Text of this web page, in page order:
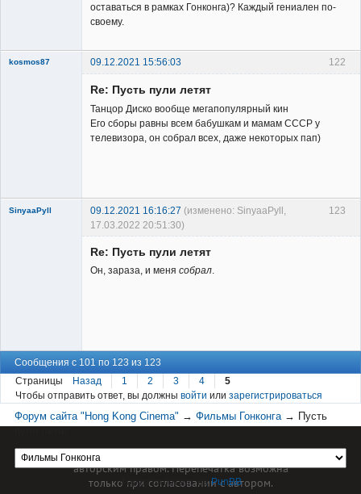
оставаться в рамках Гонконга)? Каждый гениален по-
своему.
122
kosmos87 09.12.2021 15:56:03
Re: Пусть пули летят
Танцор Диско вообще мегапопулярный кин
Его сборы равны всем бабушкам и мамам СССР у
телевизора, он собрал всех, даже некоторых пап)
123
SinyaaPyll 09.12.2021 16:16:27 (изменено: SinyaaPyll,
17.03.2022 20:51:30)
Re: Пусть пули летят
Он, зараза, и меня собрал.
Сообщения с 101 по 123 из 123
Страницы
Назад 1 2 3 4
5
Чтобы отправить ответ, вы должны войти или зарегистрироваться
Форум сайта "Hong Kong Cinema" →Фильмы Гонконга → Пусть
Форум работает наPunBB
Материал сайта hkcinema.ru защищен
авторским правом. Перепечатка возможна
только при согласовании с автором.